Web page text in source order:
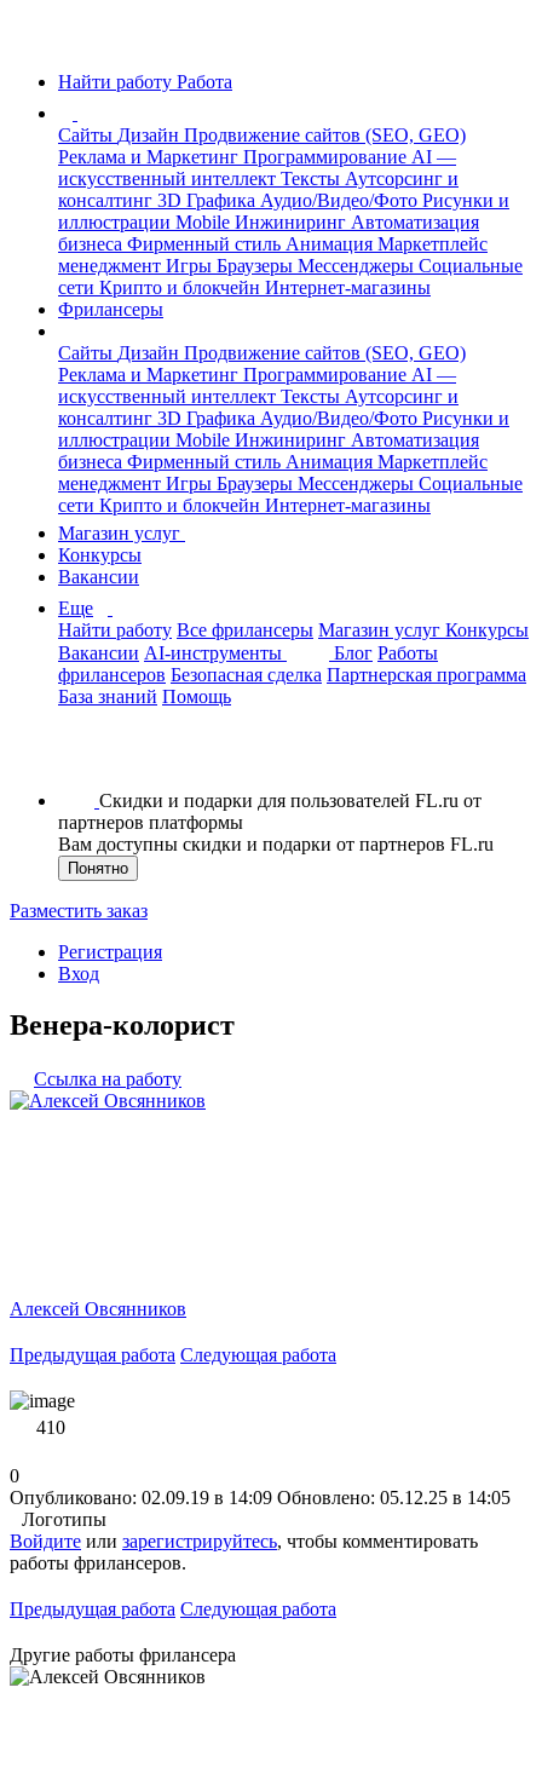
Найти работу Работа
Сайты Дизайн Продвижение сайтов (SEO, GEO)
Реклама и Маркетинг Программирование AI —
искусственный интеллект Тексты Аутсорсинг и
консалтинг 3D Графика Аудио/Видео/Фото Рисунки и
иллюстрации Mobile Инжиниринг Автоматизация
бизнеса Фирменный стиль Анимация Маркетплейс
менеджмент Игры Браузеры Мессенджеры Социальные
сети Крипто и блокчейн Интернет-магазины
Фрилансеры
Сайты Дизайн Продвижение сайтов (SEO, GEO)
Реклама и Маркетинг Программирование AI —
искусственный интеллект Тексты Аутсорсинг и
консалтинг 3D Графика Аудио/Видео/Фото Рисунки и
иллюстрации Mobile Инжиниринг Автоматизация
бизнеса Фирменный стиль Анимация Маркетплейс
менеджмент Игры Браузеры Мессенджеры Социальные
сети Крипто и блокчейн Интернет-магазины
Магазин услуг
Конкурсы
Вакансии
Еще
Найти работу Все фрилансеры Магазин услуг Конкурсы
Вакансии AI-инструменты Блог Работы
фрилансеров Безопасная сделка Партнерская программа
База знаний Помощь
Скидки и подарки для пользователей FL.ru от
партнеров платформы
Вам доступны скидки и подарки от партнеров FL.ru
Понятно
Разместить заказ
Регистрация
Вход
Венера-колорист
Ссылка на работу
Алексей Овсянников
Предыдущая работа Следующая работа
410
0
Опубликовано: 02.09.19 в 14:09 Обновлено: 05.12.25 в 14:05
Логотипы
Войдите или зарегистрируйтесь, чтобы комментировать
работы фрилансеров.
Предыдущая работа Следующая работа
Другие работы фрилансера